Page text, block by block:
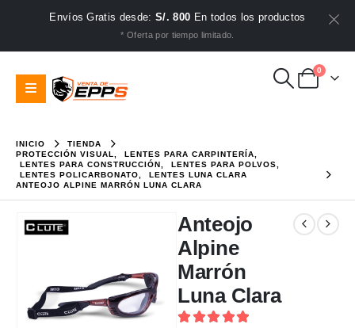
Envíos Gratis desde:S/. 800 En todos los productos
* Oferta por tiempo limitado.
0
INICIO
TIENDA
PROTECCIÓN VISUAL
LENTES PARA CARPINTERÍA
LENTES PARA CONSTRUCCIÓN
LENTES PARA POLVOS
LENTES POLICARBONATO
LENTES LUNA CLARA
ANTEOJO ALPINE MARRÓN LUNA CLARA
Anteojo
Alpine
Marrón
Luna Clara